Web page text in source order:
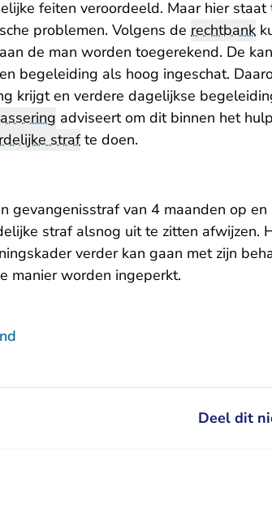
feiten veroordeeld. Maar hier
problemen. Volgens de rechtbank
de man worden toegerekend. De
begeleiding als hoog ingeschat.
krijgt en verdere dagelijkse
adviseert om dit binnen het
strafte doen.
gevangenisstraf van 4 maanden op
straf alsnog uit te zitten afwijzen.
verder kan gaan met zijn
manier worden ingeperkt.
Deel dit